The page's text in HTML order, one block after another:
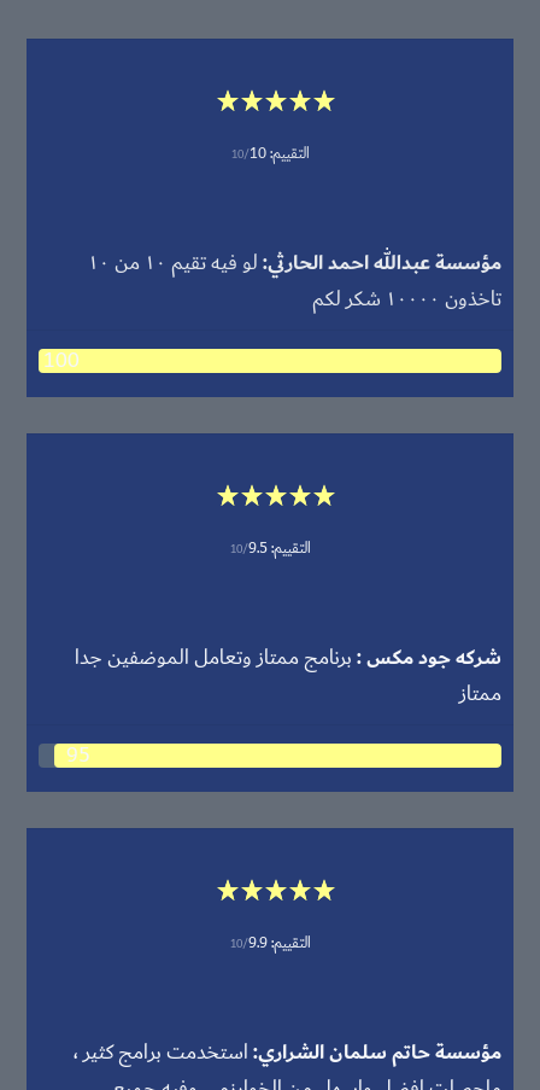
التقييم: 10/10
مؤسسة عبدالله احمد الحارثي
لو فيه تقيم ١٠ من ١٠
تاخذون ١٠٠٠٠ شكر لكم
100
التقييم: 10/9.5
شركه جود مكس برنامج ممتاز وتعامل الموضفين جدا
ممتاز
95
التقييم: 10/9.9
مؤسسة حاتم سلمان الشراري استخدمت برامج كثير ،